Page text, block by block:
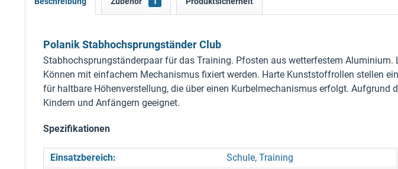
Polanik Stabhochsprungständer Club
Stabhochsprungständerpaar für das Training. Pfosten aus wetterfestem
Können mit einfachem Mechanismus fixiert werden. Harte Kunststoffrollen stellen
für haltbare Höhenverstellung, die über einen Kurbelmechanismus erfolgt.
Kindern und Anfängern geeignet.
Spezifikationen
Einsatzbereich:
Schule, Training